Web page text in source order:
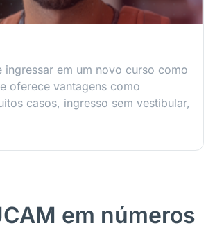
em um novo curso como
oferece vantagens como
casos, ingresso sem vestibular,
em números